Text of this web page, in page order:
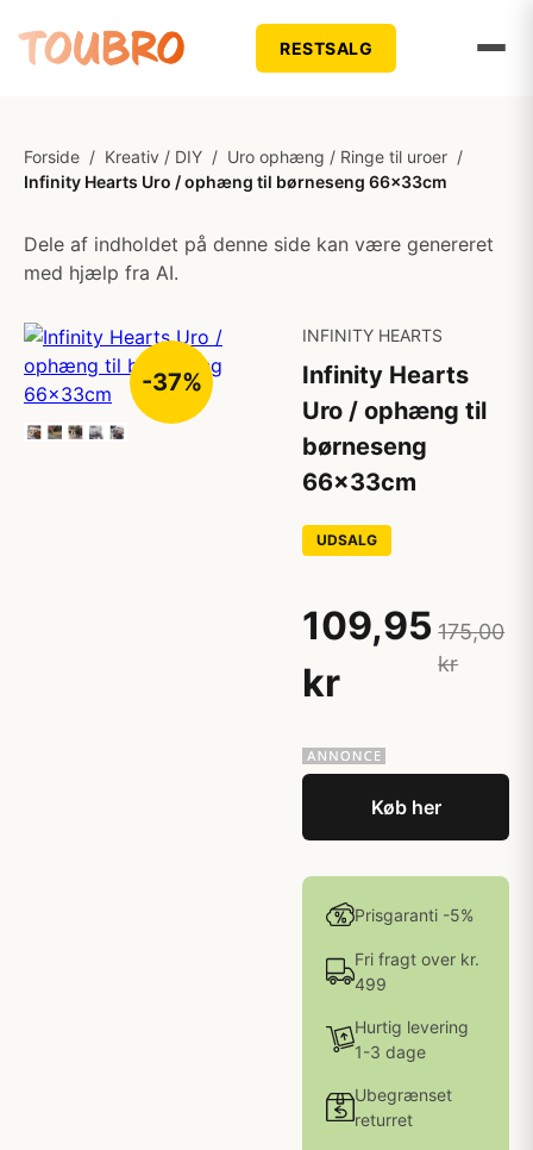
RESTSALG
Forside / Kreativ / DIY / Uro ophæng / Ringe til uroer /
Infinity Hearts Uro / ophæng til børneseng 66x33cm
Dele af indholdet på denne side kan være genereret
med hjælp fra AI.
-37%
INFINITY HEARTS
Infinity Hearts
Uro / ophæng til
børneseng
66x33cm
UDSALG
109,95
kr
175,00
kr
Køb her
Prisgaranti -5%
Fri fragt over kr.
499
Hurtig levering
1-3 dage
Ubegrænset
returret